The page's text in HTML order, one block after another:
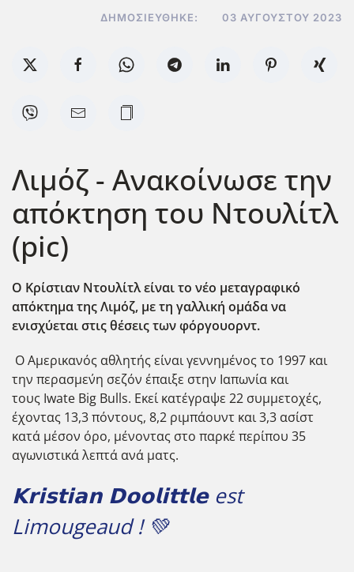
ΔΗΜΟΣΙΕΎΘΗΚΕ: 03 ΑΥΓΟΎΣΤΟΥ 2023
Λιμόζ - Ανακοίνωσε την
απόκτηση του Ντουλίτλ
(pic)
Ο Κρίστιαν Ντουλίτλ είναι το νέο μεταγραφικό
απόκτημα της Λιμόζ, με τη γαλλική ομάδα να
ενισχύεται στις θέσεις των φόργουορντ.
Ο Αμερικανός αθλητής είναι γεννημένος το 1997 και
την περασμε΄νη σεζόν έπαιξε στην Ιαπωνία και
τους Iwate Big Bulls. Εκεί κατέγραψε 22 συμμετοχές,
έχοντας 13,3 πόντους, 8,2 ριμπάουντ και 3,3 ασίστ
κατά μέσον όρο, μένοντας στο παρκέ περίπου 35
αγωνιστικά λεπτά ανά ματς.
𝗞𝗿𝗶𝘀𝘁𝗶𝗮𝗻 𝗗𝗼𝗼𝗹𝗶𝘁𝘁𝗹𝗲 est
Limougeaud ! 💚